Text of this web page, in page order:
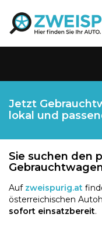
Jetzt
lokal und
Sie suchen den
Auf zweispurig.at
österreichischen
sofort einsatzbereit.